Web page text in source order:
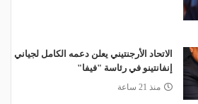
الاتحاد الأرجنتيني يعلن دعمه الكامل لجياني
إنفانتينو في رئاسة "فيفا"
منذ 21 ساعة